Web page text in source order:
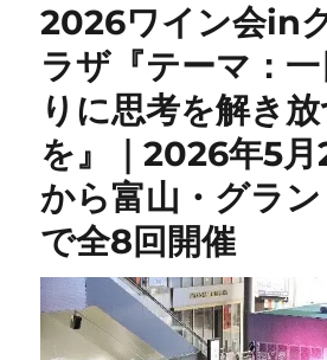
2026ワイン会in
ラザ『テーマ：
りに思考を解き
を』｜2026年5月
から富山・グラ
で全8回開催